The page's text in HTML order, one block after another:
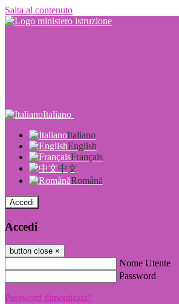
Salta al contenuto
Italiano
Italiano
English
Français
中文
Română
Accedi
Accedi
button close ×
Nome Utente
Password
Password dimenticata?